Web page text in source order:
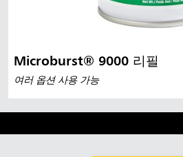
Microburst® 9000 리필
여러 옵션 사용 가능